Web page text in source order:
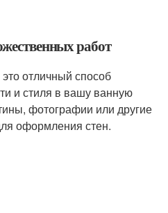
работ
отличный способ
и стиля в вашу ванную
фотографии или другие
оформления стен.